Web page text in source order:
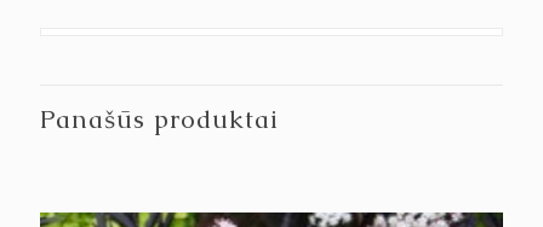
Panašūs produktai